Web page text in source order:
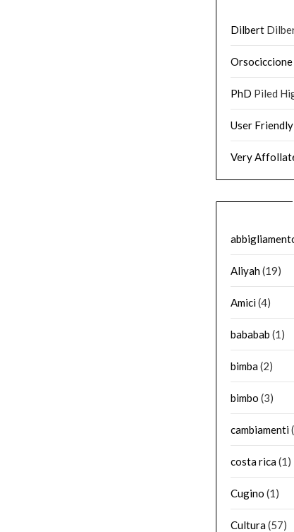
Dilbert
Orsociccione
PhD Piled
User Friendly
Very
Aliyah(19)
Amici(4)
bababab (1)
bimba(2)
bimbo (3)
cambiamenti
costa rica(1)
Cugino (1)
Cultura(57)